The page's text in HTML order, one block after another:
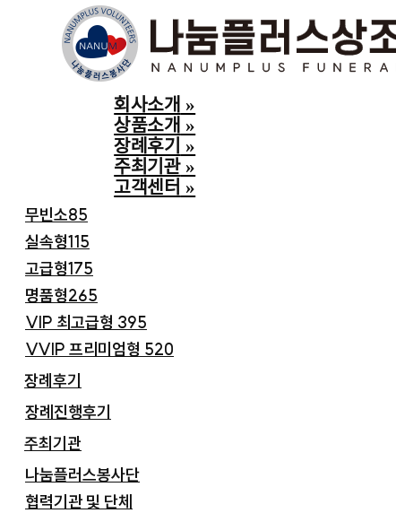
Skip to Main Content
무빈소85
실속형115
고급형175
명품형265
VIP 최고급형 395
VVIP 프리미엄형 520
장례후기
장례진행후기
주최기관
나눔플러스봉사단
협력기관 및 단체
회사소개 »
상품소개 »
장례후기 »
주최기관»
고객센터 »